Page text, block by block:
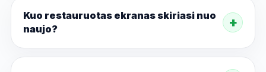
Kuo restauruotas ekranas skiriasi nuo
naujo?